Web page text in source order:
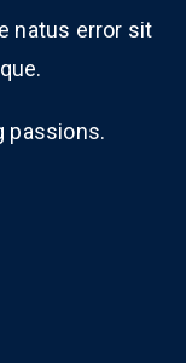
natus error sit
passions.